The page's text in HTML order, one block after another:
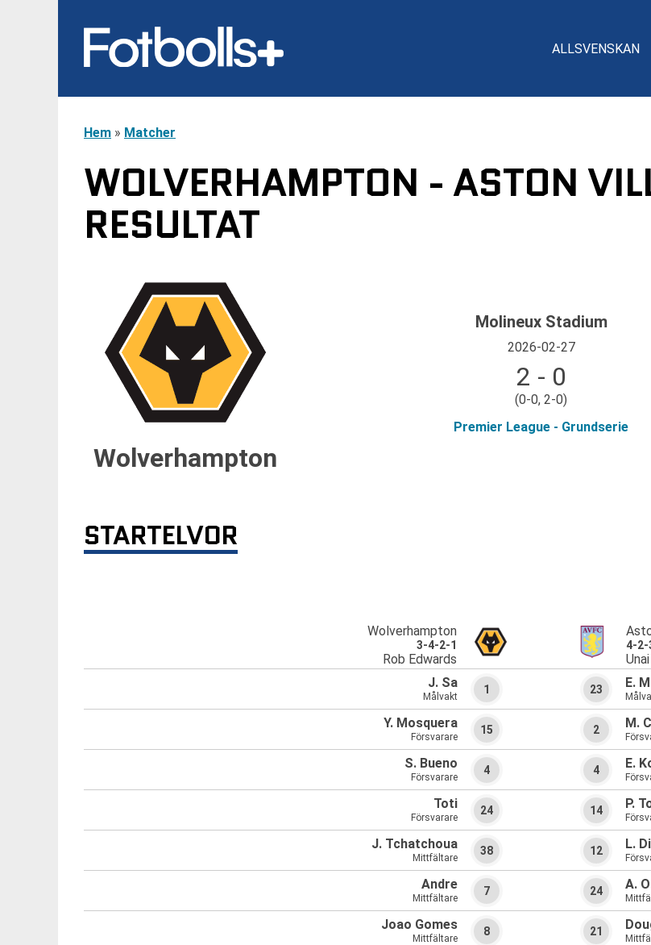
ALLSVENSKAN
Hem » Matcher
WOLVERHAMPTON - ASTON
RESULTAT
Wolverhampton
Molineux Stadium
2026-02-27
2 - 0
(0-0, 2-0)
Premier League - Grundserie
STARTELVOR
Wolverhampton
3-4-2-1
Rob Edwards
4-2-
J. Sa
Målvakt
1
Y. Mosquera
Försvarare
15
S. Bueno
Försvarare
4
Toti
Försvarare
24
J. Tchatchoua
Mittfältare
38
Andre
Mittfältare
7
Joao Gomes
Mittfältare
8
23 E.
2 M.
4 E.
14 P.
12 L.
24 A.
21